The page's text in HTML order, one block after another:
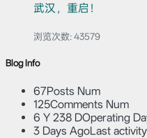
武汉，重启！
浏览次数: 43579
Blog Info
67Posts Num
125Comments Num
6 Y 238 DOperating
3 Days AgoLast activity